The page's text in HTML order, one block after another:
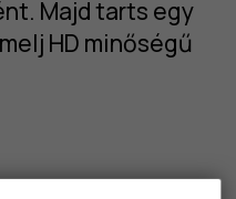
Majd tarts egy
HD minőségű